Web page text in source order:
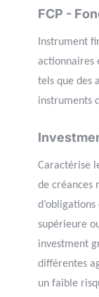
FCP -
Instrument
actionnaires
tels que des
instruments
Caractérise
de créances
supérieure
investment
différentes
un faible